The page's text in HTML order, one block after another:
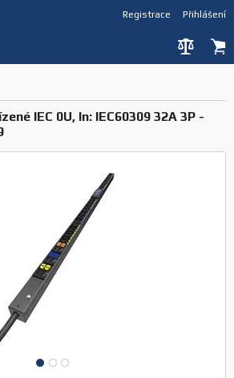
Přihlášení
Registrace
IEC 0U, In: IEC60309 32A 3P -